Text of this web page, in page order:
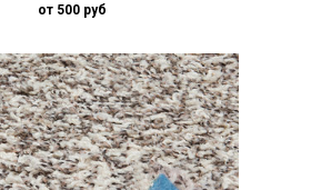
от 500 руб